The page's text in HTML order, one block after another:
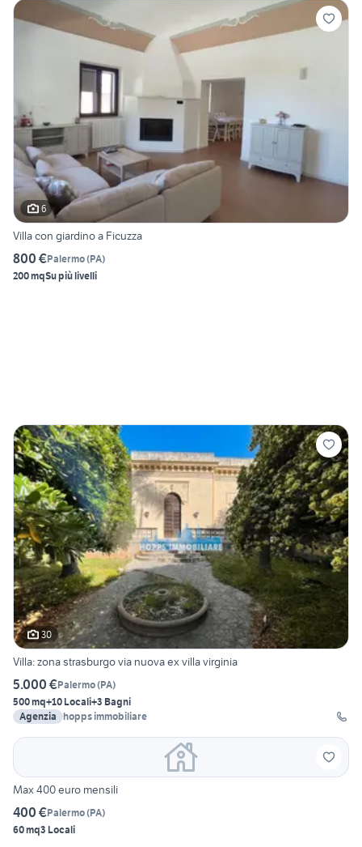
6
Villa con giardino a Ficuzza
800 €Palermo(PA)
200 mqSu più livelli
30
Villa: zona strasburgo via nuova ex villa virginia
5.000 €Palermo(PA)
500 mq+10 Locali+3 Bagni
Agenzia hopps immobiliare
Max 400 euro mensili
400 €Palermo(PA)
60 mq3 Locali